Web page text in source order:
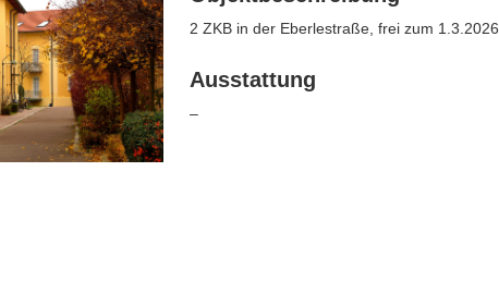
2 ZKB in der Eberlestraße, frei zum 1.3.2026.
Ausstattung
–